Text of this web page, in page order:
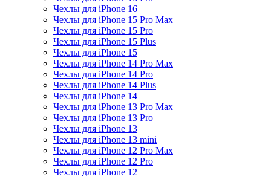
Чехлы для iPhone 16
Чехлы для iPhone 15 Pro Max
Чехлы для iPhone 15 Pro
Чехлы для iPhone 15 Plus
Чехлы для iPhone 15
Чехлы для iPhone 14 Pro Max
Чехлы для iPhone 14 Pro
Чехлы для iPhone 14 Plus
Чехлы для iPhone 14
Чехлы для iPhone 13 Pro Max
Чехлы для iPhone 13 Pro
Чехлы для iPhone 13
Чехлы для iPhone 13 mini
Чехлы для iPhone 12 Pro Max
Чехлы для iPhone 12 Pro
Чехлы для iPhone 12